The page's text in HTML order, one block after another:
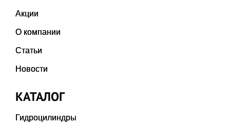
Акции
О компании
Статьи
Новости
КАТАЛОГ
Гидроцилиндры